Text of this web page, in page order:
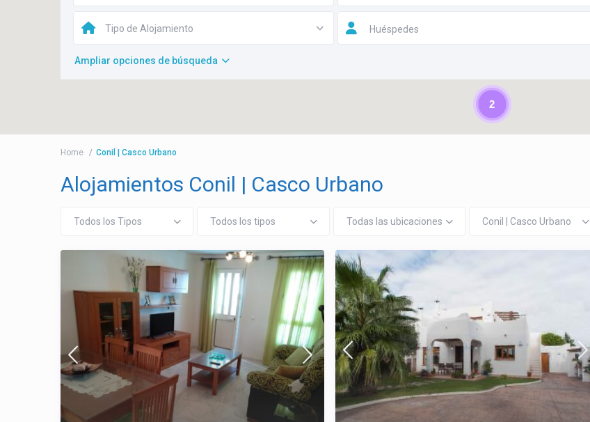
2
Tipo de Alojamiento Huéspedes
Ampliar opciones de búsqueda
Home Conil | Casco Urbano
Alojamientos Conil | Casco Urbano
Todos los Tipos Todos los tipos Todas las ubicaciones Conil | Casco Urbano